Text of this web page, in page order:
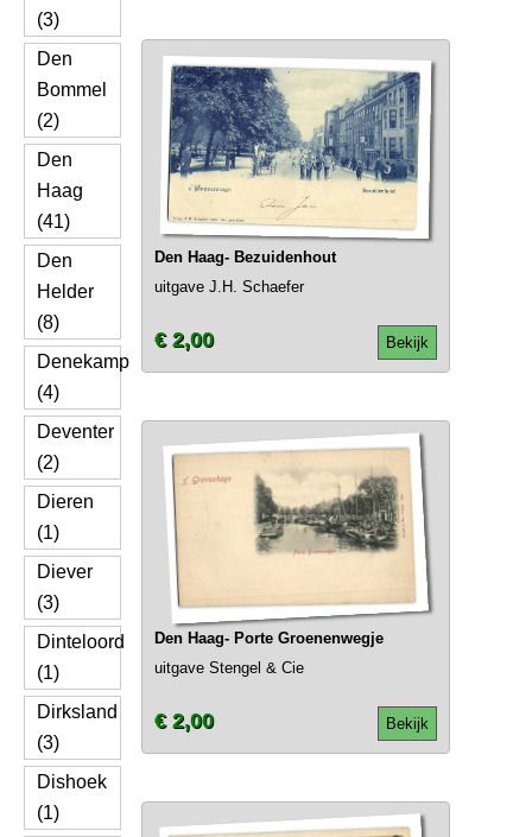
(3)
Den
Bommel
(2)
Den
Haag
(41)
Den
Helder
(8)
Denekamp
(4)
Deventer
(2)
Dieren
(1)
Diever
(3)
Dinteloord
(1)
Dirksland
(3)
Dishoek
(1)
Den Haag- Bezuidenhout
uitgave J.H. Schaefer
Bekijk
€ 2,00
Den Haag- Porte Groenenwegje
uitgave Stengel & Cie
Bekijk
€ 2,00